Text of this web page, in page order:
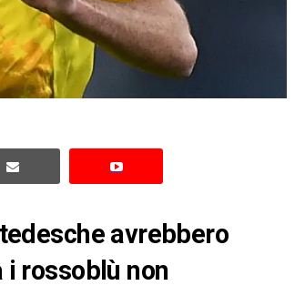
avrebbero
rossoblù non